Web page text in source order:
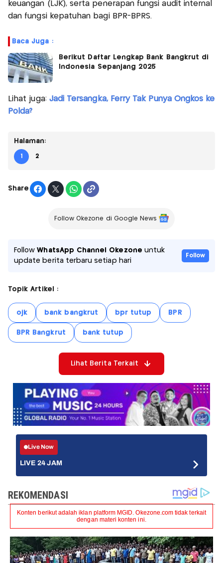
keuangan (LJK), serta penerapan fungsi audit internal
dan fungsi kepatuhan bagi BPR-BPRS.
Baca Juga :
Berikut Daftar Lengkap Bank Bangkrut di
Indonesia Sepanjang 2025
Lihat juga: Jadi Tersangka, Ferry Tak Punya Ongkos ke
Polda?
Halaman:
1 2
Share
Follow Okezone di Google News
FollowWhatsApp Channel Okezone untuk
update berita terbaru setiap hari
Follow
Topik Artikel :
ojk bank bangkrut bpr tutup BPR
BPR Bangkrut bank tutup
Lihat Berita Terkait
Live Now
LIVE 24 JAM